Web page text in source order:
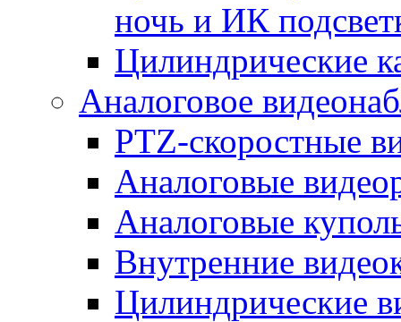
ночь и ИК
Цилиндрические
Аналоговое
PTZ-скоростные
Аналоговые
Аналоговые
Внутренние
Цилиндрические